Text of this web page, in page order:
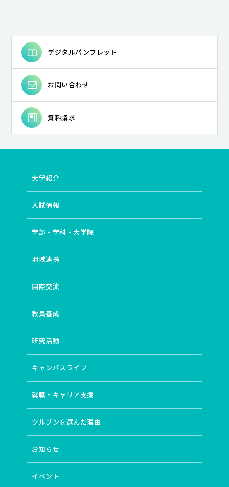
デジタルパンフレット
お問い合わせ
資料請求
大学紹介
入試情報
学部・学科・大学院
地域連携
国際交流
教員養成
研究活動
キャンパスライフ
就職・キャリア支援
ツルブンを選んだ理由
お知らせ
イベント